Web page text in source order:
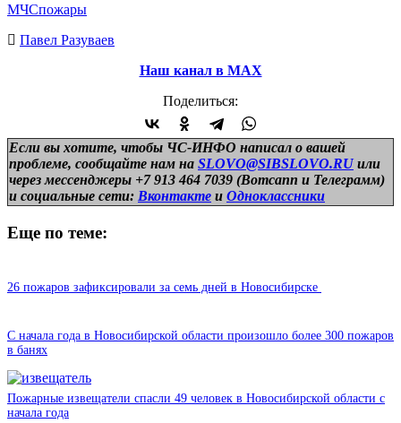
МЧСпожары
Павел Разуваев
Наш канал в МАХ
Поделиться:
Если вы хотите, чтобы ЧС-ИНФО написал о вашей
проблеме, сообщайте нам на SLOVO@SIBSLOVO.RU или
через мессенджеры +7 913 464 7039 (Вотсапп и Телеграмм)
и социальные сети: Вконтакте и Одноклассники
Еще по теме:
26 пожаров зафиксировали за семь дней в Новосибирске
С начала года в Новосибирской области произошло более 300 пожаров
в банях
Пожарные извещатели спасли 49 человек в Новосибирской области с
начала года